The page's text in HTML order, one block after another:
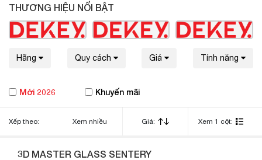
THƯƠNG HIỆU NỔI BẬT
Hãng Quy cách Giá Tính năng
Mới 2026 Khuyến mãi
Xếp theo: Xem nhiều Giá: Xem 1 cột:
3D MASTER GLASS SENTERY